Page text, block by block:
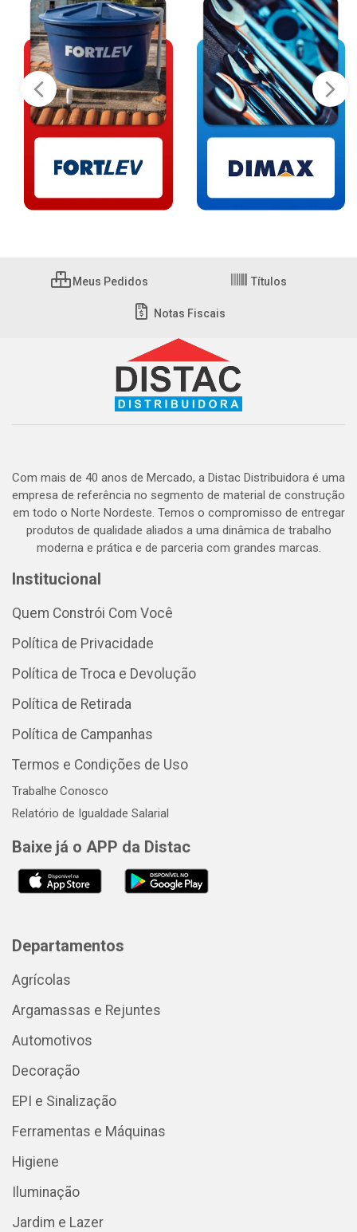
Meus Pedidos Títulos
Notas Fiscais
Com mais de 40 anos de Mercado, a Distac Distribuidora é uma
empresa de referência no segmento de material de construção
em todo o Norte Nordeste. Temos o compromisso de entregar
produtos de qualidade aliados a uma dinâmica de trabalho
moderna e prática e de parceria com grandes marcas.
Institucional
Quem Constrói Com Você
Política de Privacidade
Política de Troca e Devolução
Política de Retirada
Política de Campanhas
Termos e Condições de Uso
Trabalhe Conosco
Relatório de Igualdade Salarial
Baixe já o APP da Distac
Departamentos
Agrícolas
Argamassas e Rejuntes
Automotivos
Decoração
EPI e Sinalização
Ferramentas e Máquinas
Higiene
Iluminação
Jardim e Lazer